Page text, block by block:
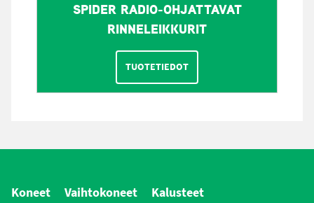
SPIDER RADIO-OHJATTAVAT
RINNELEIKKURIT
TUOTETIEDOT
Koneet Vaihtokoneet
Kalusteet